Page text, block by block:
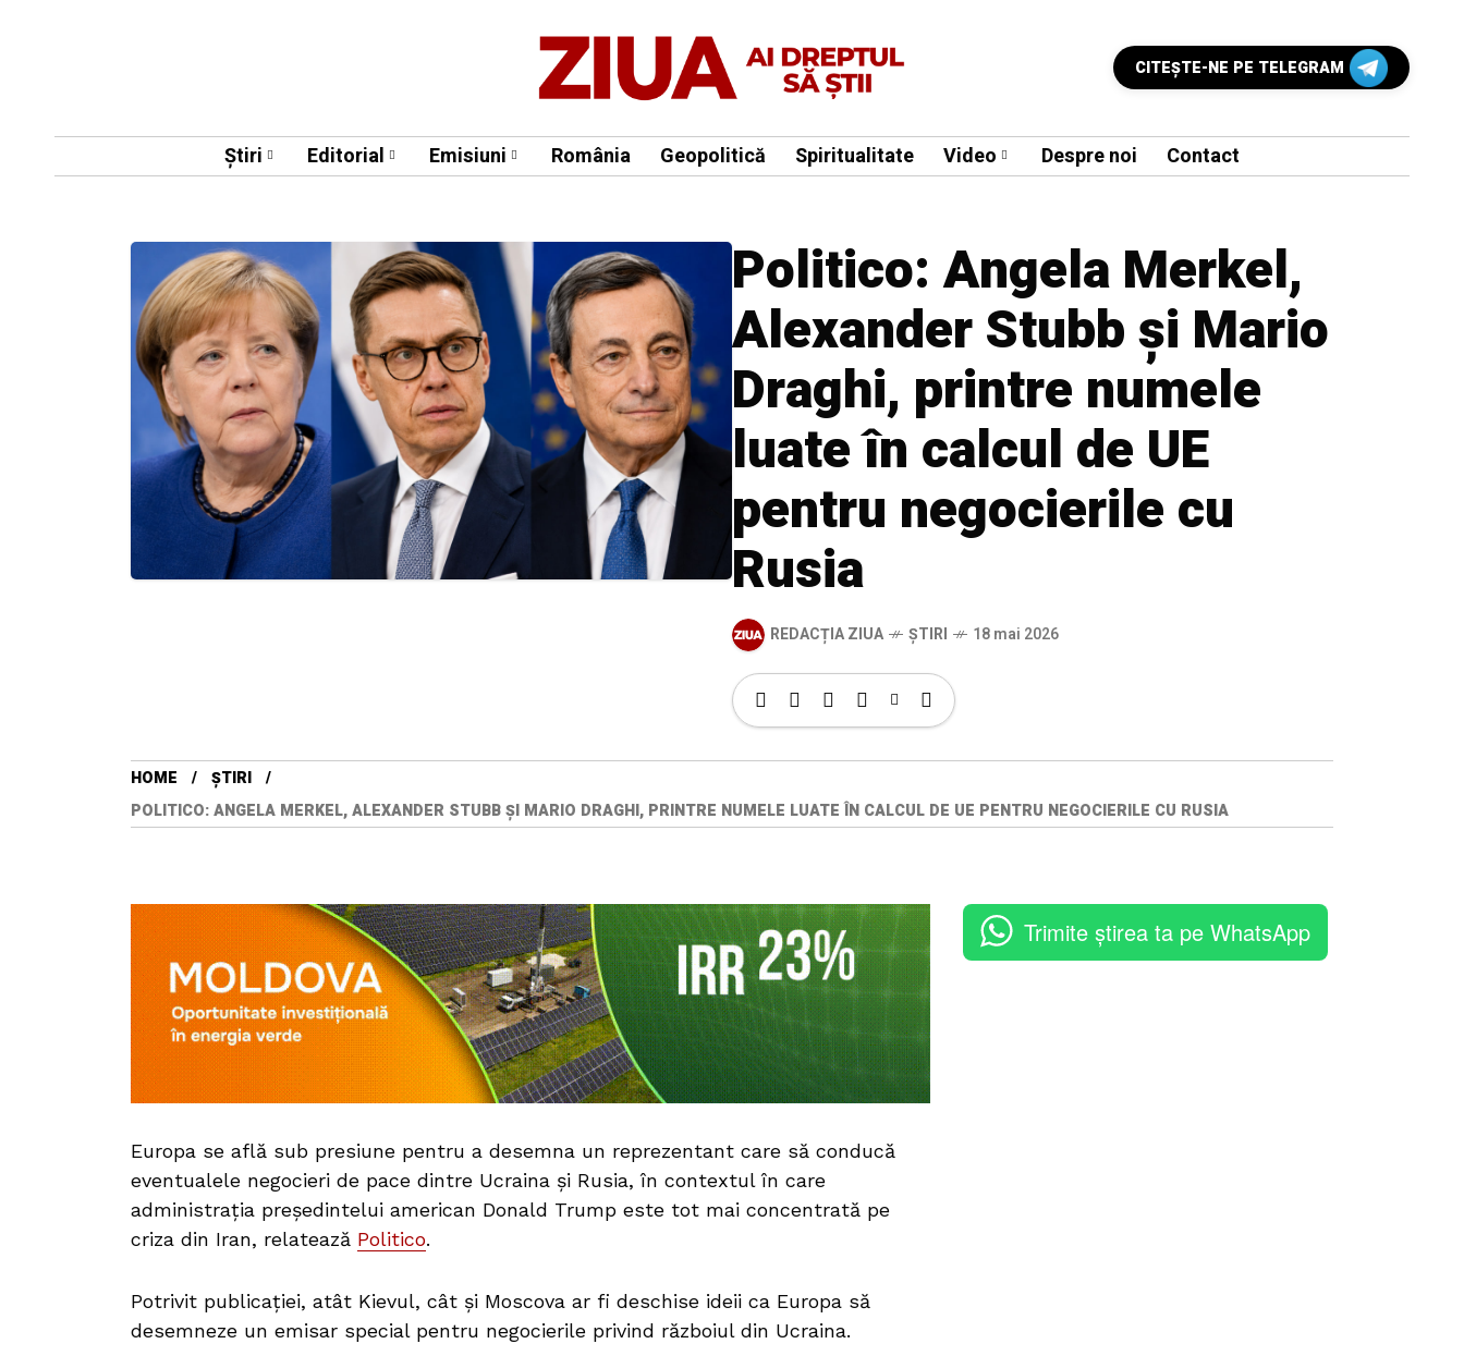
CITEŞTE-NE PE TELEGRAM
Știri Editorial Emisiuni România Geopolitică Spiritualitate Video Despre noi Contact
Politico: Angela Merkel,
Alexander Stubb și Mario
Draghi, printre numele
luate în calcul de UE
pentru negocierile cu
Rusia
REDACȚIA ZIUA ȘTIRI 18 mai 2026
HOME
ȘTIRI
POLITICO: ANGELA MERKEL, ALEXANDER STUBB ȘI MARIO DRAGHI, PRINTRE NUMELE LUATE ÎN CALCUL DE UE PENTRU NEGOCIERILE CU RUSIA
Europa se află sub presiune pentru a desemna un reprezentant care să conducă
eventualele negocieri de pace dintre Ucraina și Rusia, în contextul în care
administrația președintelui american Donald Trump este tot mai concentrată pe
criza din Iran, relatează Politico.
Potrivit publicației, atât Kievul, cât și Moscova ar fi deschise ideii ca Europa să
desemneze un emisar special pentru negocierile privind războiul din Ucraina.
Trimite știrea ta pe WhatsApp